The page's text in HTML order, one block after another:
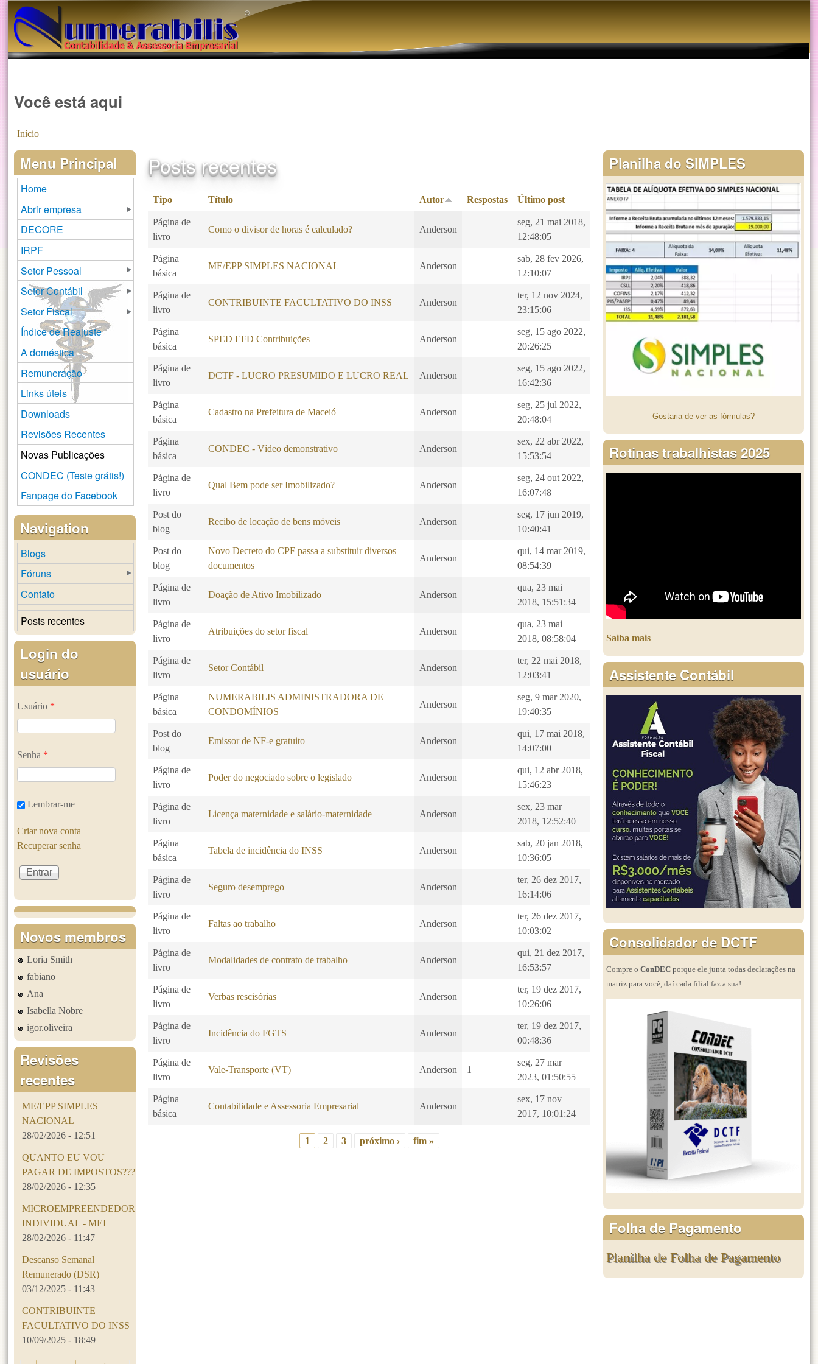
®️
Você está aqui
Início
Posts recentes
Tipo Título Autor Respostas Último post
Página de
livro
Como o divisor de horas é calculado? Anderson
seg, 21 mai 2018,
12:48:05
Página
básica
ME/EPP SIMPLES NACIONAL Anderson
sab, 28 fev 2026,
12:10:07
Página de
livro
CONTRIBUINTE FACULTATIVO DO INSS Anderson
ter, 12 nov 2024,
23:15:06
Página
básica
SPED EFD Contribuições Anderson
seg, 15 ago 2022,
20:26:25
Página de
livro
DCTF - LUCRO PRESUMIDO E LUCRO REAL Anderson
seg, 15 ago 2022,
16:42:36
Página
básica
Cadastro na Prefeitura de Maceió Anderson
seg, 25 jul 2022,
20:48:04
Página
básica
CONDEC - Vídeo demonstrativo Anderson
sex, 22 abr 2022,
15:53:54
Página de
livro
Qual Bem pode ser Imobilizado? Anderson
seg, 24 out 2022,
16:07:48
Post do
blog
Recibo de locação de bens móveis Anderson
seg, 17 jun 2019,
10:40:41
Post do
blog
Novo Decreto do CPF passa a substituir diversos
documentos
Anderson
qui, 14 mar 2019,
08:54:39
Página de
livro
Doação de Ativo Imobilizado Anderson
qua, 23 mai
2018, 15:51:34
Página de
livro
Atribuições do setor fiscal Anderson
qua, 23 mai
2018, 08:58:04
Página de
livro
Setor Contábil Anderson
ter, 22 mai 2018,
12:03:41
Página
básica
NUMERABILIS ADMINISTRADORA DE
CONDOMÍNIOS
Anderson
seg, 9 mar 2020,
19:40:35
Post do
blog
Emissor de NF-e gratuito Anderson
qui, 17 mai 2018,
14:07:00
Página de
livro
Poder do negociado sobre o legislado Anderson
qui, 12 abr 2018,
15:46:23
Página de
livro
Licença maternidade e salário-maternidade Anderson
sex, 23 mar
2018, 12:52:40
Página
básica
Tabela de incidência do INSS Anderson
sab, 20 jan 2018,
10:36:05
Página de
livro
Seguro desemprego Anderson
ter, 26 dez 2017,
16:14:06
Página de
livro
Faltas ao trabalho Anderson
ter, 26 dez 2017,
10:03:02
Página de
livro
Modalidades de contrato de trabalho Anderson
qui, 21 dez 2017,
16:53:57
Página de
livro
Verbas rescisórias Anderson
ter, 19 dez 2017,
10:26:06
Página de
livro
Incidência do FGTS Anderson
ter, 19 dez 2017,
00:48:36
Página de
livro
Vale-Transporte (VT) Anderson 1
seg, 27 mar
2023, 01:50:55
Página
básica
Contabilidade e Assessoria Empresarial Anderson
sex, 17 nov
2017, 10:01:24
1 2 3 próximo › fim »
Menu Principal
Home
Abrir empresa
DECORE
IRPF
Setor Pessoal
Setor Contábil
Setor Fiscal
Índice de Reajuste
A doméstica
Remuneração
Links úteis
Downloads
Revisões Recentes
Novas Publicações
CONDEC (Teste grátis!)
Fanpage do Facebook
Navigation
Blogs
Fóruns
Contato
Posts recentes
Login do
usuário
Usuário *
Senha *
Lembrar-me
Criar nova conta
Recuperar senha
Novos membros
Loria Smith
fabiano
Ana
Isabella Nobre
igor.oliveira
Revisões
recentes
ME/EPP SIMPLES
NACIONAL
28/02/2026 - 12:51
QUANTO EU VOU
PAGAR DE IMPOSTOS???
28/02/2026 - 12:35
MICROEMPREENDEDOR
INDIVIDUAL - MEI
28/02/2026 - 11:47
Descanso Semanal
Remunerado (DSR)
03/12/2025 - 11:43
CONTRIBUINTE
FACULTATIVO DO INSS
10/09/2025 - 18:49
Planilha do SIMPLES
Gostaria de ver as fórmulas?
Rotinas trabalhistas 2025
Saiba mais
Assistente Contábil
Consolidador de DCTF
Compre o ConDEC porque ele junta todas declarações na
matriz para você, daí cada filial faz a sua!
Folha de Pagamento
Planilha de Folha de Pagamento